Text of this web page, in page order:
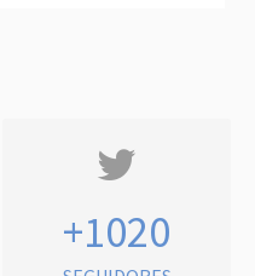
+1020